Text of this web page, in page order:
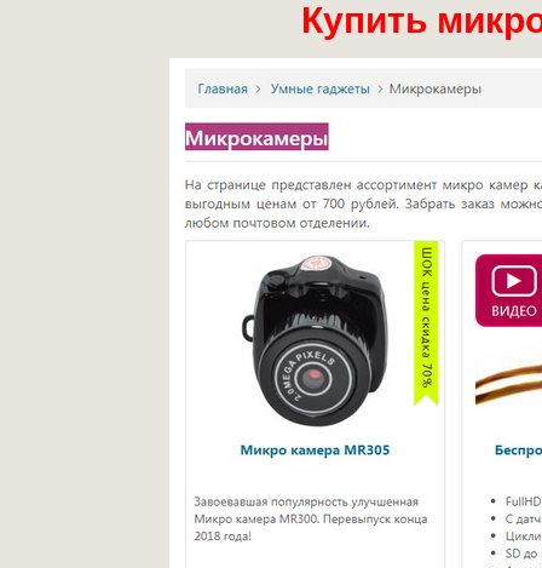
Купить